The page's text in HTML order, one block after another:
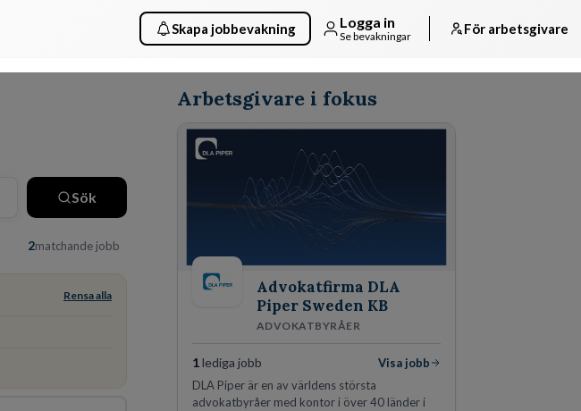
Skapa jobbevakning Logga in
Se bevakningar För arbetsgivare
Sök
2matchande jobb
Rensa alla
Arbetsgivare i fokus
Advokatfirma DLA
Piper Sweden KB
ADVOKATBYRÅER
1lediga jobb
Visa jobb
DLA Piper är en av världens största
advokatbyråer med kontor i över 40 länder i